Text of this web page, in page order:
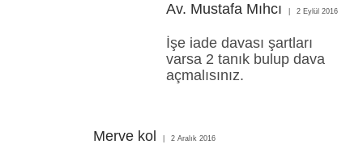
Av. Mustafa Mıhcı 2 Eylül 2016
İşe iade davası şartları
varsa 2 tanık bulup dava
açmalısınız.
Merve kol 2 Aralık 2016